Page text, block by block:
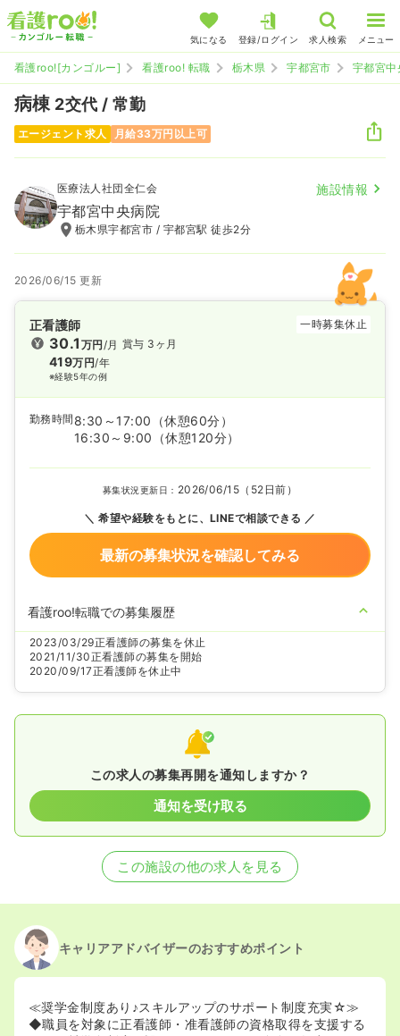
気になる 登録/ログイン 求人検索 メニュー
看護roo![カンゴルー] 看護roo! 転職 栃木県 宇都宮市 宇都宮中
病棟 2交代 / 常勤
エージェント求人 月給33万円以上可
医療法人社団全仁会 施設情報
宇都宮中央病院
栃木県宇都宮市 / 宇都宮駅 徒歩2分
2026/06/15 更新
正看護師 一時募集休止
30.1 万円/月
419万円/年
※経験5年の例
賞与 3ヶ月
勤務時間 8:30～17:00
（休憩60分）
16:30～9:00
（休憩120分）
募集状況更新日： 2026/06/15（52日前）
希望や経験をもとに、LINEで相談できる
最新の募集状況を確認してみる
看護roo!転職での募集履歴
2023/03/29正看護師の募集を休止
2021/11/30正看護師の募集を開始
2020/09/17正看護師を休止中
この求人の募集再開を通知しますか？
通知を受け取る
この施設の他の求人を見る
キャリアアドバイザーのおすすめポイント
≪奨学金制度あり♪スキルアップのサポート制度充実☆≫
◆職員を対象に正看護師・准看護師の資格取得を支援する